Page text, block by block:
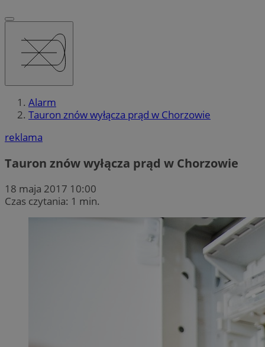
Alarm
Tauron znów wyłącza prąd w Chorzowie
reklama
Tauron znów wyłącza prąd w Chorzowie
18 maja 2017 10:00
Czas czytania: 1 min.